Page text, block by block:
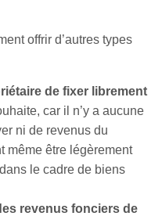
offrir d’autres types
de fixer librement
car il n’y a aucune
ni de revenus du
même être légèrement
le cadre de biens
revenus fonciers de